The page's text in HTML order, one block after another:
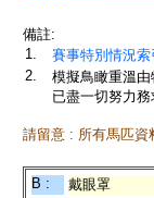
備註:
1.
賽事特別情況索
2.
模擬鳥瞰重溫
已盡一切努力
請留意 : 所有馬匹資
B : 戴眼罩